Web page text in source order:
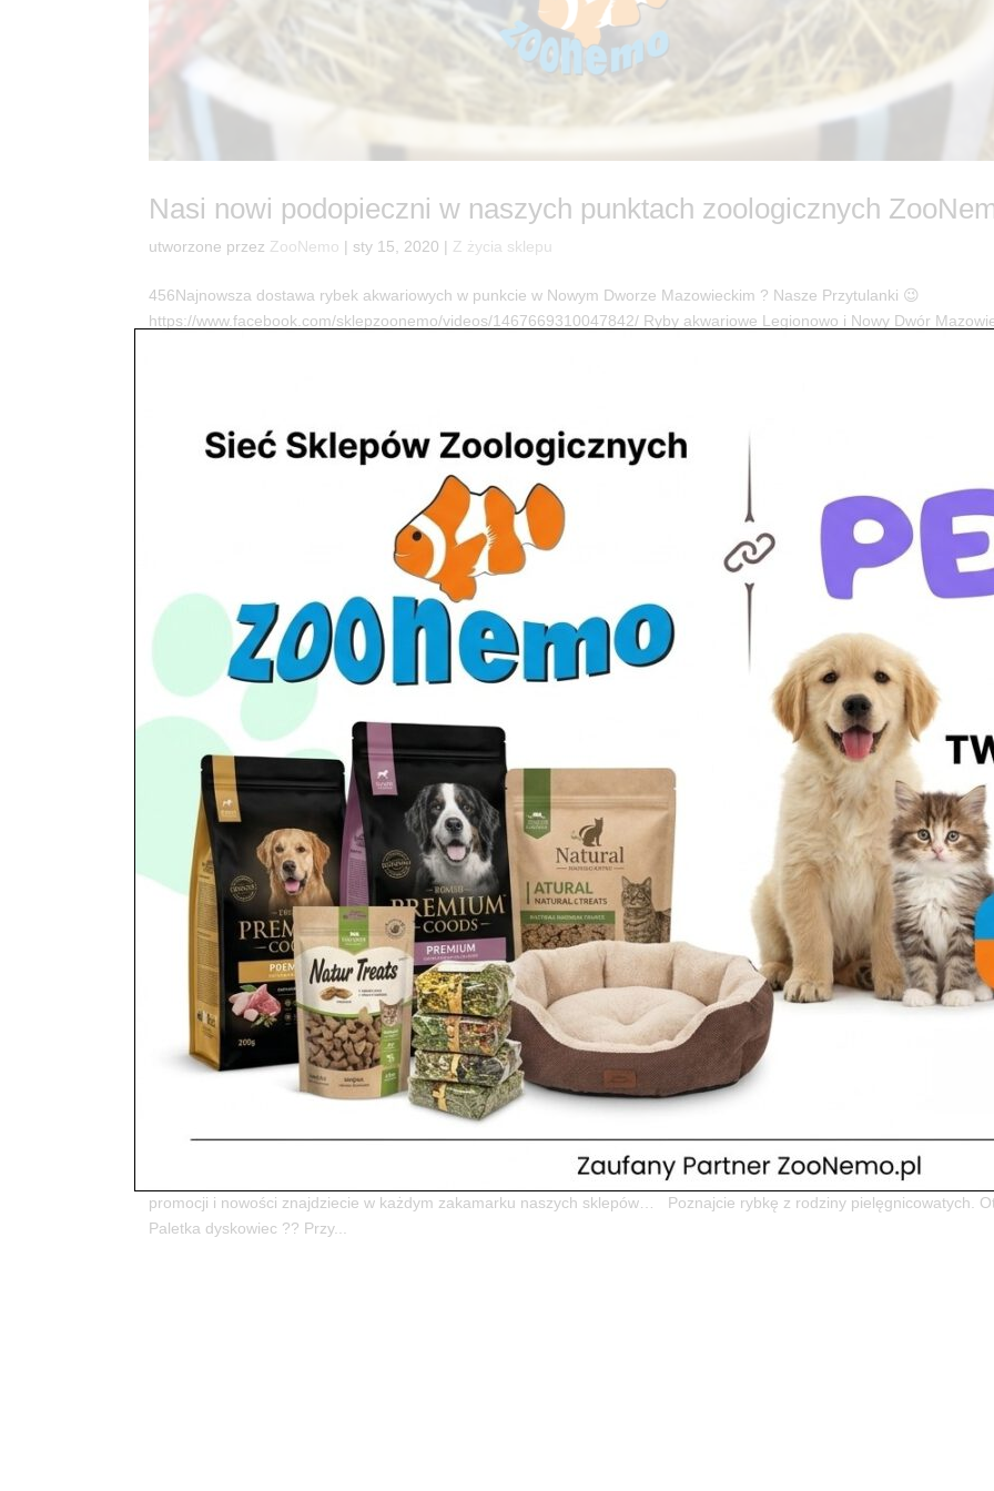
Nasi nowi podopieczni w naszych punktach zoologicznych
utworzone przez ZooNemo | sty 15, 2020 | Z życia sklepu
456Najnowsza dostawa rybek akwariowych w punkcie w Nowym Dworze Mazowieckim ? Nasze Przytulanki 😉
https://www.facebook.com/sklepzoonemo/videos/1467669310047842/ Ryby akwariowe Legionowo i Nowy Dwór
Rośliny i zwierzęta akwariowe w naszych sklepach. Nadchodzące
wydarzenia, a pamiętajcie o dniu chomika!
Z życia sklepu
473Zapraszamy Państwa do odwiedzenia naszych sklepów zoologicznych w Legionowie i Nowym Dworze Mazowieckim.
promocji i nowości znajdziecie w każdym zakamarku naszych sklepów… Poznajcie rybkę z rodziny pielęgnicowatych.
Paletka dyskowiec ?? Przy...